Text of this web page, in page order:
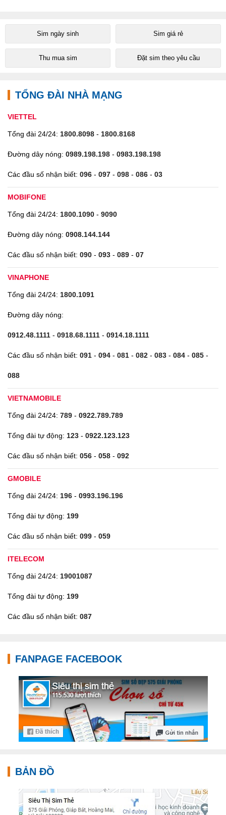
Sim ngày sinh Sim giá rẻ
Thu mua sim Đặt sim theo yêu cầu
TỔNG ĐÀI NHÀ MẠNG
VIETTEL
Tổng đài 24/24: 1800.8098 - 1800.8168
Đường dây nóng: 0989.198.198 - 0983.198.198
Các đầu số nhận biết: 096 - 097 - 098 - 086 - 03
MOBIFONE
Tổng đài 24/24: 1800.1090 - 9090
Đường dây nóng: 0908.144.144
Các đầu số nhận biết: 090 - 093 - 089 - 07
VINAPHONE
Tổng đài 24/24: 1800.1091
Đường dây nóng:
0912.48.1111 - 0918.68.1111 - 0914.18.1111
Các đầu số nhận biết: 091 - 094 - 081 - 082 - 083 - 084 - 085 -
088
VIETNAMOBILE
Tổng đài 24/24: 789 - 0922.789.789
Tổng đài tự động: 123 - 0922.123.123
Các đầu số nhận biết: 056 - 058 - 092
GMOBILE
Tổng đài 24/24: 196 - 0993.196.196
Tổng đài tự động: 199
Các đầu số nhận biết: 099 - 059
ITELECOM
Tổng đài 24/24: 19001087
Tổng đài tự động: 199
Các đầu số nhận biết: 087
FANPAGE FACEBOOK
BẢN ĐỒ